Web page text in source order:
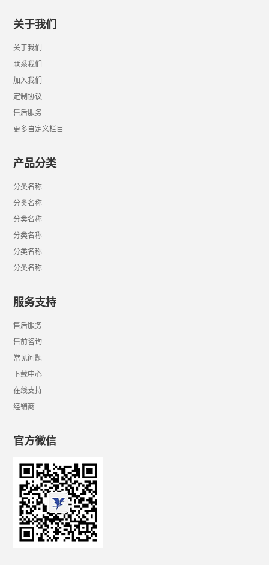
关于我们
关于我们
联系我们
加入我们
定制协议
售后服务
更多自定义栏目
产品分类
分类名称
分类名称
分类名称
分类名称
分类名称
分类名称
服务支持
售后服务
售前咨询
常见问题
下载中心
在线支持
经销商
官方微信